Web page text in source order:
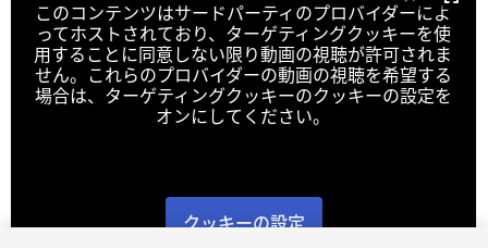
このコンテンツはサードパーティのプロバイダーによ
ってホストされており、ターゲティングクッキーを使
用することに同意しない限り動画の視聴が許可されま
せん。これらのプロバイダーの動画の視聴を希望する
場合は、ターゲティングクッキーのクッキーの設定を
オンにしてください。
クッキーの設定